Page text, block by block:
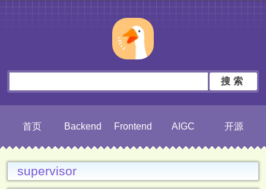
搜索
首页 Backend Frontend AIGC 开源
supervisor